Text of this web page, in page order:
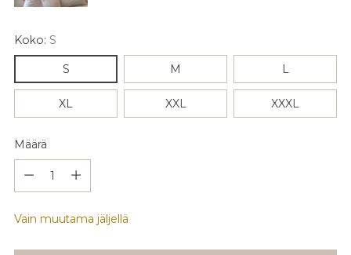
Koko: S
S M L
XL XXL XXXL
Määrä
Vain muutama jäljellä